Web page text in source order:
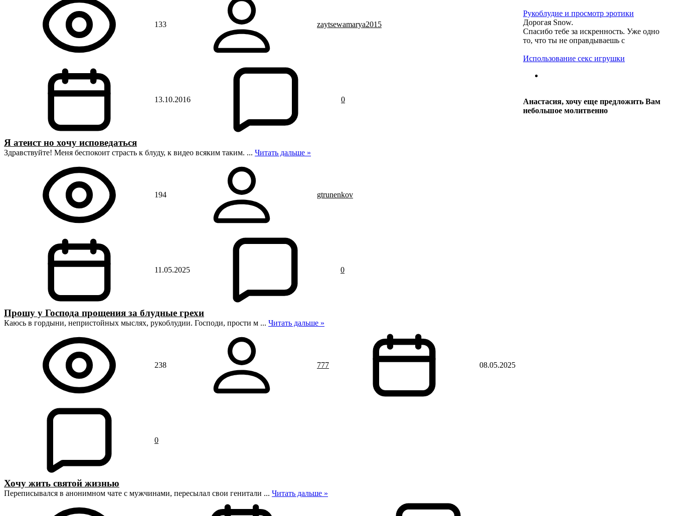
133 zaytsewamarya2015
13.10.2016 0
Я атеист но хочу исповедаться
Здравствуйте! Меня беспокоит страсть к блуду, к видео всяким таким. ... Читать дальше »
194 gtrunenkov
11.05.2025 0
Прошу у Господа прощения за блудные грехи
Каюсь в гордыни, непристойных мыслях, рукоблудии. Господи, прости м ... Читать дальше »
238 777 08.05.2025
0
Хочу жить святой жизнью
Переписывался в анонимном чате с мужчинами, пересылал свои генитали ... Читать дальше »
Рукоблудие и просмотр эротики
Дорогая Snow.
Спасибо тебе за искренность. Уже одно
то, что ты не оправдываешь с
Использование секс игрушки
Анастасия, хочу еще предложить Вам
небольшое молитвенно